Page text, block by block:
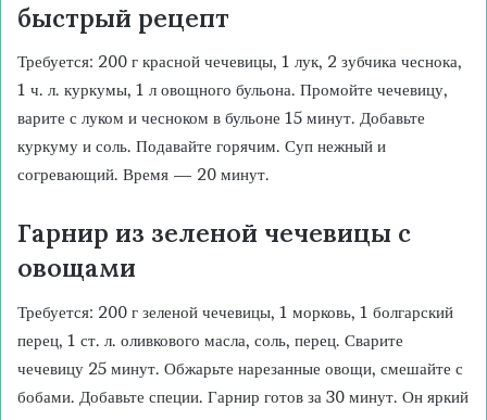
быстрый рецепт
Требуется: 200 г красной чечевицы, 1 лук, 2 зубчика чеснока,
1 ч. л. куркумы, 1 л овощного бульона. Промойте чечевицу,
варите с луком и чесноком в бульоне 15 минут. Добавьте
куркуму и соль. Подавайте горячим. Суп нежный и
согревающий. Время — 20 минут.
Гарнир из зеленой чечевицы с
овощами
Требуется: 200 г зеленой чечевицы, 1 морковь, 1 болгарский
перец, 1 ст. л. оливкового масла, соль, перец. Сварите
чечевицу 25 минут. Обжарьте нарезанные овощи, смешайте с
бобами. Добавьте специи. Гарнир готов за 30 минут. Он яркий